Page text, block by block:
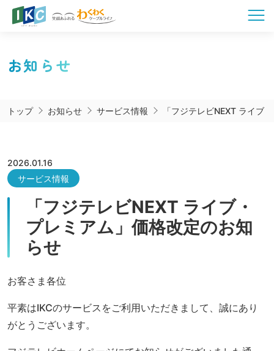
お知らせ
トップ お知らせ サービス情報 「フジテレビNEXT ライブ
2026.01.16
サービス情報
「フジテレビNEXT ライブ・
プレミアム」価格改定のお知
らせ
お客さま各位
平素はIKCのサービスをご利用いただきまして、誠にあり
がとうございます。